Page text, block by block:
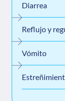
Diarrea
Reflujo y
Vómito